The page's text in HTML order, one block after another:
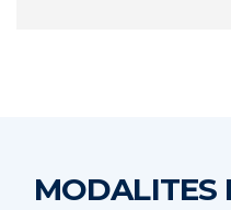
MODALITES